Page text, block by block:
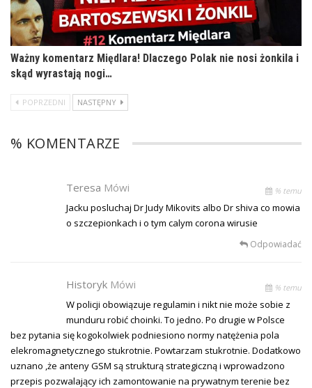
Ważny komentarz Międlara! Dlaczego Polak nie nosi żonkila i
skąd wyrastają nogi…
POPRZEDNI NASTĘPNY
% KOMENTARZE
Teresa Mówi % temu
Jacku posluchaj Dr Judy Mikovits albo Dr shiva co mowia
o szczepionkach i o tym calym corona wirusie
Odpowiadać
Historyk Mówi % temu
W policji obowiązuje regulamin i nikt nie może sobie z
munduru robić choinki. To jedno. Po drugie w Polsce
bez pytania się kogokolwiek podniesiono normy natężenia pola
elekromagnetycznego stukrotnie. Powtarzam stukrotnie. Dodatkowo
uznano ,że anteny GSM są strukturą strategiczną i wprowadzono
przepis pozwalający ich zamontowanie na prywatnym terenie bez